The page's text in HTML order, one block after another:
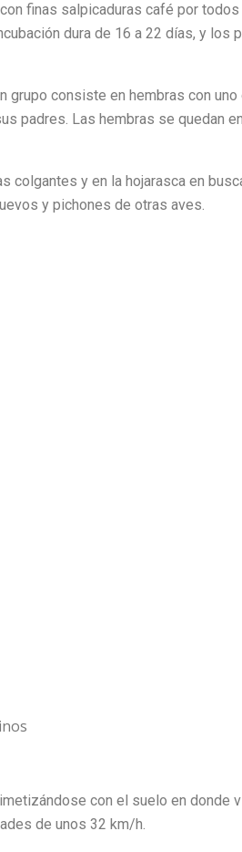
finas salpicaduras café por
dura de 16 a 22 días, y los
consiste en hembras con
padres. Las hembras se quedan
colgantes y en la hojarasca en
y pichones de otras aves.
con el suelo en donde
de unos 32 km/h.